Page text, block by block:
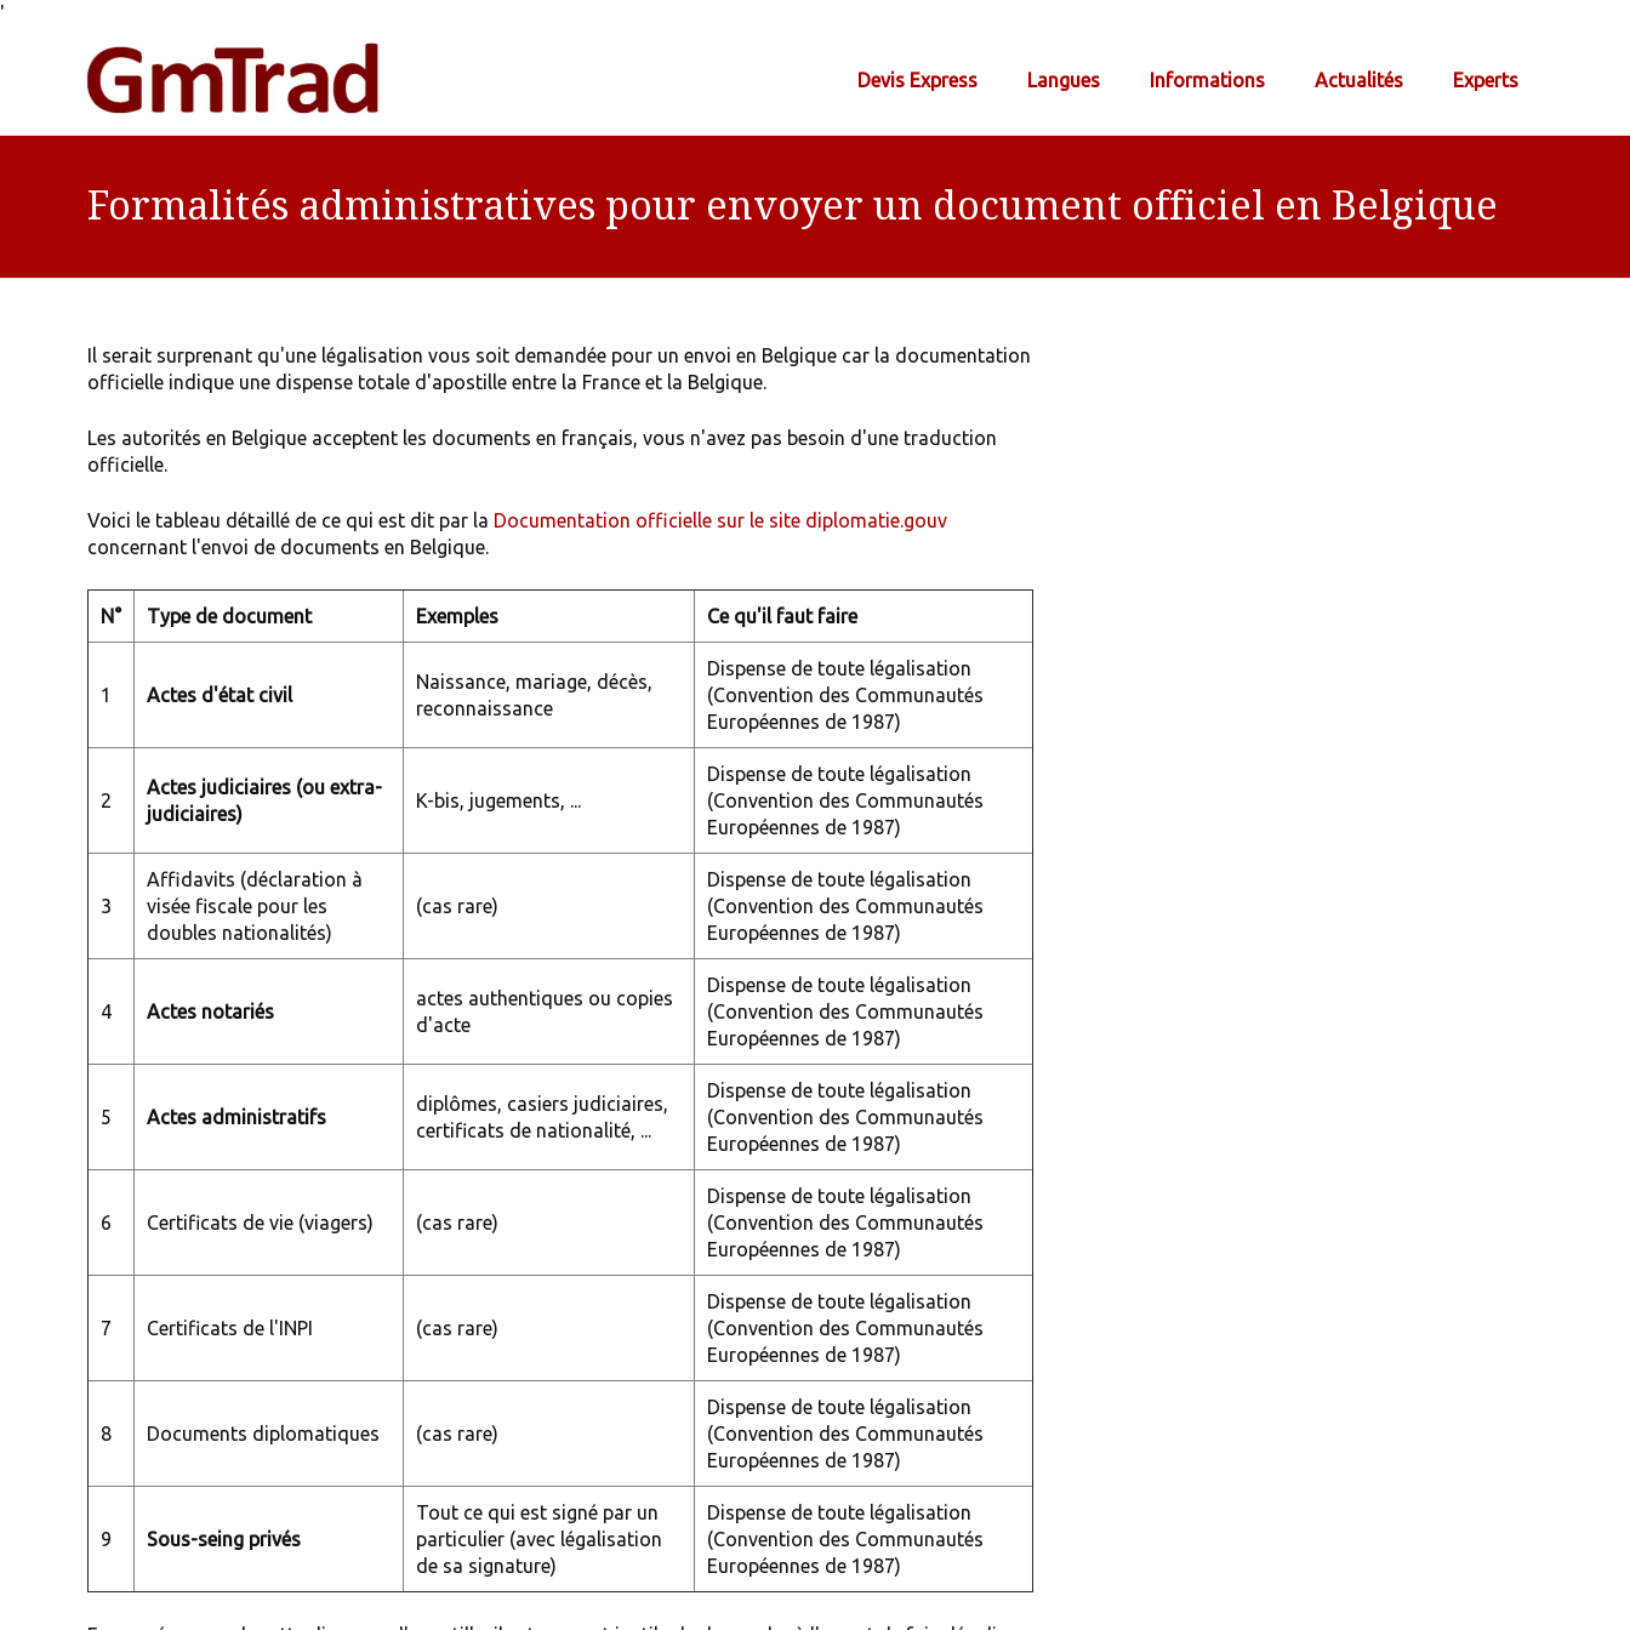
'
Devis Express Langues Informations Actualités Experts
Formalités administratives pour envoyer un document officiel en Belgique
Il serait surprenant qu'une légalisation vous soit demandée pour un envoi en Belgique car la documentation
officielle indique une dispense totale d'apostille entre la France et la Belgique.
Les autorités en Belgique acceptent les documents en français, vous n'avez pas besoin d'une traduction
officielle.
Voici le tableau détaillé de ce qui est dit par la Documentation officielle sur le site diplomatie.gouv
concernant l'envoi de documents en Belgique.
N° Type de document Exemples Ce qu'il faut faire
1 Actes d'état civil
Naissance, mariage, décès,
reconnaissance
Dispense de toute légalisation
(Convention des Communautés
Européennes de 1987)
2
Actes judiciaires (ou extra-
judiciaires)
K-bis, jugements, ...
Dispense de toute légalisation
(Convention des Communautés
Européennes de 1987)
3
Affidavits (déclaration à
visée fiscale pour les
doubles nationalités)
(cas rare)
Dispense de toute légalisation
(Convention des Communautés
Européennes de 1987)
4 Actes notariés
actes authentiques ou copies
d'acte
Dispense de toute légalisation
(Convention des Communautés
Européennes de 1987)
5 Actes administratifs
diplômes, casiers judiciaires,
certificats de nationalité, ...
Dispense de toute légalisation
(Convention des Communautés
Européennes de 1987)
6 Certificats de vie (viagers) (cas rare)
Dispense de toute légalisation
(Convention des Communautés
Européennes de 1987)
7 Certificats de l'INPI (cas rare)
Dispense de toute légalisation
(Convention des Communautés
Européennes de 1987)
8 Documents diplomatiques (cas rare)
Dispense de toute légalisation
(Convention des Communautés
Européennes de 1987)
9 Sous-seing privés
Tout ce qui est signé par un
particulier (avec légalisation
de sa signature)
Dispense de toute légalisation
(Convention des Communautés
Européennes de 1987)